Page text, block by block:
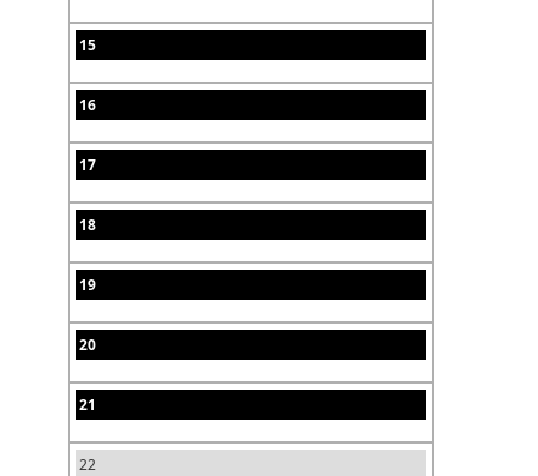
15
16
17
18
19
20
21
22